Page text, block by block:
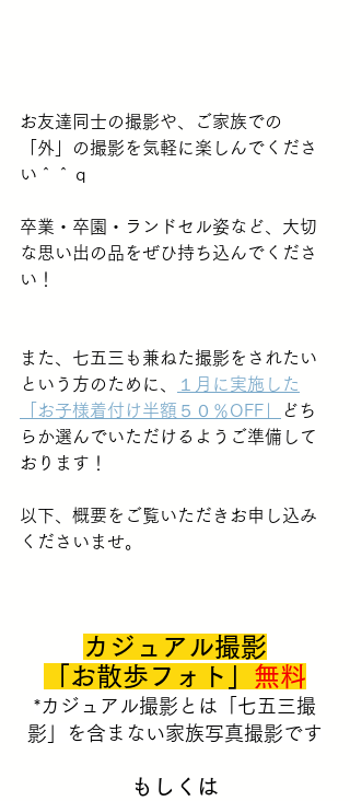
お友達同士の撮影や、ご家族での
「外」の撮影を気軽に楽しんでくださ
い＾＾ｑ
卒業・卒園・ランドセル姿など、大切
な思い出の品をぜひ持ち込んでくださ
い！
また、七五三も兼ねた撮影をされたい
という方のために、
１月に実施した
「お子様着付け半額５０％OFF」
どち
らか選んでいただけるようご準備して
おります！
以下、概要をご覧いただきお申し込み
くださいませ。
カジュアル撮影
「お散歩フォト」 無料
*カジュアル撮影とは「七五三撮
影」を含まない家族写真撮影です
もしくは